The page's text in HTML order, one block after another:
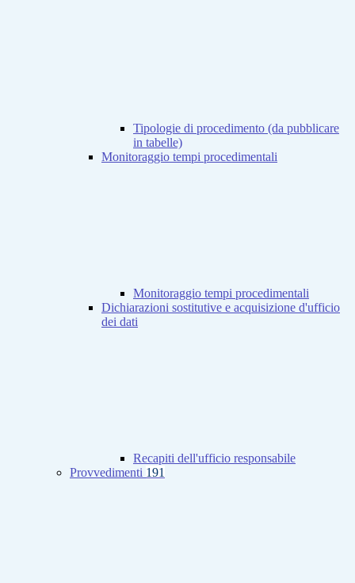
Tipologie di procedimento (da pubblicare
in tabelle)
Monitoraggio tempi procedimentali
Monitoraggio tempi procedimentali
Dichiarazioni sostitutive e acquisizione d'ufficio
dei dati
Recapiti dell'ufficio responsabile
Provvedimenti 191